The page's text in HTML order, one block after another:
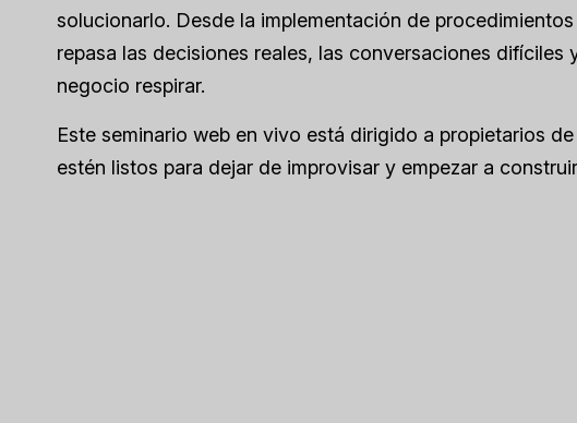
solucionarlo. Desde la implementación de
repasa las decisiones reales, las conversaciones
negocio respirar.
Este seminario web en vivo está dirigido a propietarios
estén listos para dejar de improvisar y empezar a